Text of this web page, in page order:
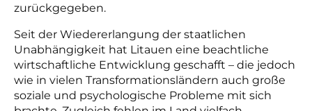
zurückgegeben.
Seit der Wiedererlangung der staatlichen
Unabhängigkeit hat Litauen eine beachtliche
wirtschaftliche Entwicklung geschafft – die jedoch
wie in vielen Transformationsländern auch große
soziale und psychologische Probleme mit sich